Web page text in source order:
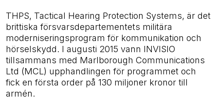
THPS, Tactical Hearing Protection Systems, är det
brittiska försvarsdepartementets militära
moderniseringsprogram för kommunikation och
hörselskydd. I augusti 2015 vann INVISIO
tillsammans med Marlborough Communications
Ltd (MCL) upphandlingen för programmet och
fick en första order på 130 miljoner kronor till
armén.